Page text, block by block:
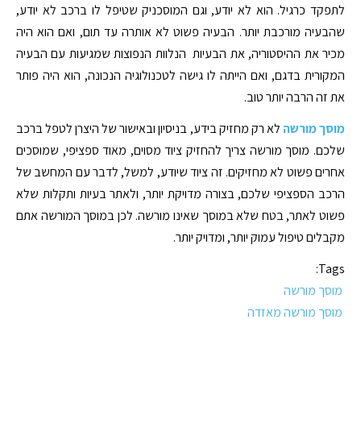
לתפקד כרגיל. הוא לא יודע, וגם המוסכניק שטיפל לו ברכב לא יודע,
שהבעיה מורכבת יותר. הבעיה פשוט לא אותרה עד תום, ואם הוא היה
מכיר את ההיסטוריה, את הבעיות הנלוות הנפוצות שמגיעות עם הבעיה
המקורית בדגם, ואם הייתה לו גישה לטכנולוגיה הנכונה, הוא היה פותר
את זה הרבה יותר טוב.
מוסך מורשה לא רק מחזיק בידע, בניסיון ובאישור של היצרן לטפל ברכב
שלכם. מוסך מורשה צריך להחזיק ציוד מסוים, מאוד ספציפי, שמוסכים
אחרים פשוט לא מחזיקים. זה ציוד שיודע, למשל, לדבר עם המחשב של
הרכב הספציפי שלכם, בצורה מדויקת יותר, ולאתר בעיות ותקלות שלא
פשוט לאתר, בטח שלא במוסך שאינו מורשה. לכן במוסך המורשה אתם
מקבלים טיפול עמוק יותר, ומדויק יותר.
Tags:
מוסך מורשה
מוסך מורשה מאזדה